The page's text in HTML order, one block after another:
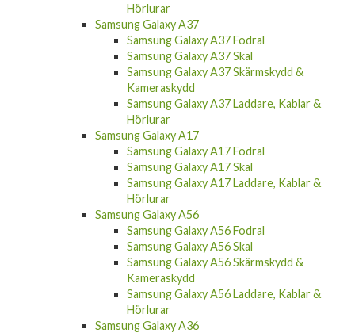
Hörlurar
Samsung Galaxy A37
Samsung Galaxy A37 Fodral
Samsung Galaxy A37 Skal
Samsung Galaxy A37 Skärmskydd &
Kameraskydd
Samsung Galaxy A37 Laddare, Kablar &
Hörlurar
Samsung Galaxy A17
Samsung Galaxy A17 Fodral
Samsung Galaxy A17 Skal
Samsung Galaxy A17 Laddare, Kablar &
Hörlurar
Samsung Galaxy A56
Samsung Galaxy A56 Fodral
Samsung Galaxy A56 Skal
Samsung Galaxy A56 Skärmskydd &
Kameraskydd
Samsung Galaxy A56 Laddare, Kablar &
Hörlurar
Samsung Galaxy A36